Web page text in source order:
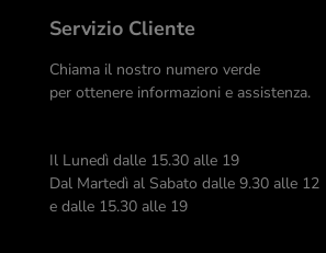
Servizio Cliente
Chiama il nostro numero verde
per ottenere informazioni e assistenza.
Il Lunedì dalle 15.30 alle 19
Dal Martedì al Sabato dalle 9.30 alle 12
e dalle 15.30 alle 19